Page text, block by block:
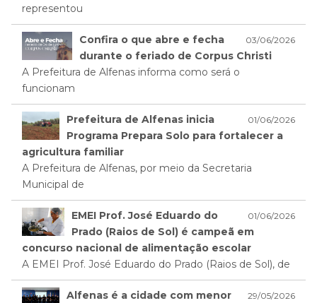
representou
03/06/2026
Confira o que abre e fecha
durante o feriado de Corpus Christi
A Prefeitura de Alfenas informa como será o
funcionam
01/06/2026
Prefeitura de Alfenas inicia
Programa Prepara Solo para fortalecer a
agricultura familiar
A Prefeitura de Alfenas, por meio da Secretaria
Municipal de
01/06/2026
EMEI Prof. José Eduardo do
Prado (Raios de Sol) é campeã em
concurso nacional de alimentação escolar
A EMEI Prof. José Eduardo do Prado (Raios de Sol), de
29/05/2026
Alfenas é a cidade com menor